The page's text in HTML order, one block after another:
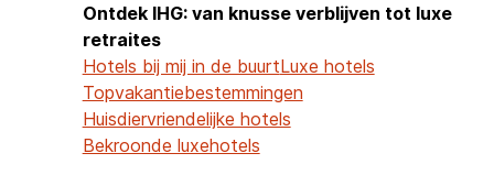
Ontdek IHG: van knusse verblijven tot luxe
retraites
Hotels bij mij in de buurtLuxe hotels
Topvakantiebestemmingen
Huisdiervriendelijke hotels
Bekroonde luxehotels